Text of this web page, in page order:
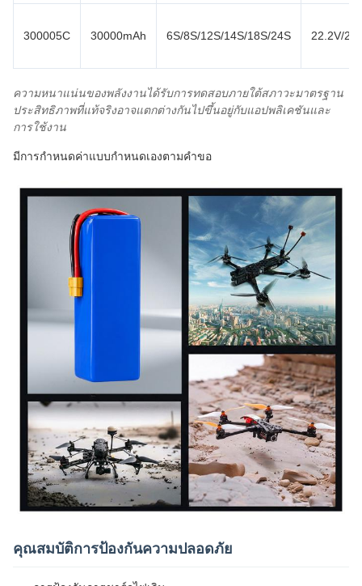
300005C 30000mAh 6S/8S/12S/14S/18S/24S 22.2V/
ความหนาแน่นของพลังงานได้รับการทดสอบภายใต้สภาวะมาตรฐาน
ประสิทธิภาพที่แท้จริงอาจแตกต่างกันไปขึ้นอยู่กับแอปพลิเคชันและ
การใช้งาน
มีการกำหนดค่าแบบกำหนดเองตามคำขอ
คุณสมบัติการป้องกันความปลอดภัย